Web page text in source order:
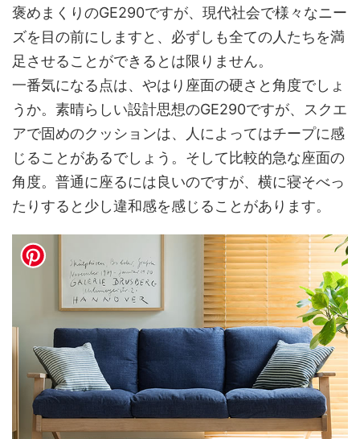
褒めまくりのGE290ですが、現代社会で様々なニー
ズを目の前にしますと、必ずしも全ての人たちを満
足させることができるとは限りません。
一番気になる点は、やはり座面の硬さと角度でしょ
うか。素晴らしい設計思想のGE290ですが、スクエ
アで固めのクッションは、人によってはチープに感
じることがあるでしょう。そして比較的急な座面の
角度。普通に座るには良いのですが、横に寝そべっ
たりすると少し違和感を感じることがあります。